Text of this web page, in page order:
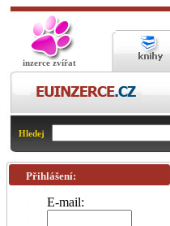
inzerce zvířat
Hledej
Přihlášení:
E-mail: